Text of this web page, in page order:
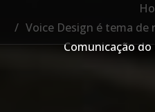
Voice Design é tema de
Comunicação